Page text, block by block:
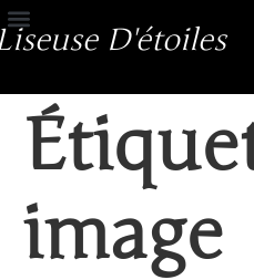
D'étoiles
image